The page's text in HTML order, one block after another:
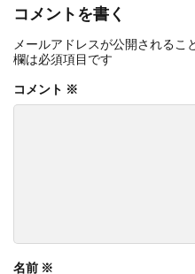
コメントを書く
メールアドレスが公開されるこ
欄は必須項目です
コメント ※
名前 ※